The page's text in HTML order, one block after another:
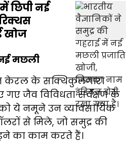
छिपी नई
खोज
मछली
केरल के सक्थिकुलंगारा
गए जैव विविधता सर्वेक्षण के
को ये नमूने उन व्यावसायिक
से मिले, जो समुद्र की
का काम करते हैं।